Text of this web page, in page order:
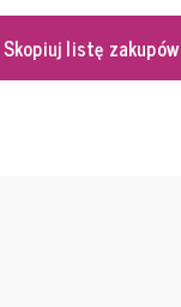
Skopiuj listę zakupów